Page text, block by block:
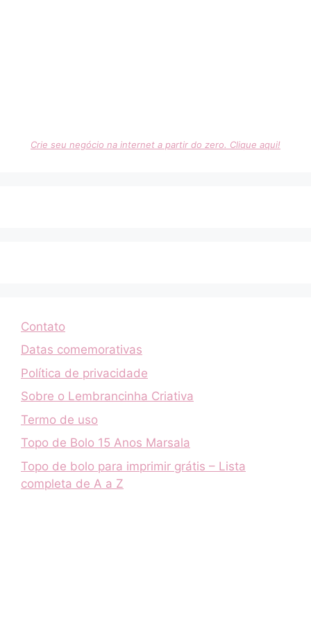
Crie seu negócio na internet a partir do zero. Clique aqui!
Contato
Datas comemorativas
Política de privacidade
Sobre o Lembrancinha Criativa
Termo de uso
Topo de Bolo 15 Anos Marsala
Topo de bolo para imprimir grátis – Lista
completa de A a Z